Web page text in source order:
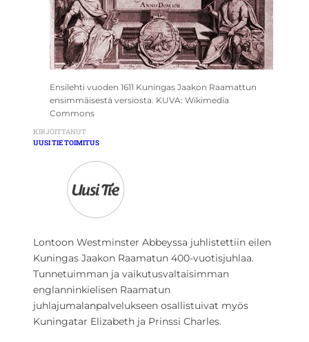
Ensilehti vuoden 1611 Kuningas Jaakon Raamattun
ensimmäisestä versiosta. KUVA: Wikimedia
Commons
KIRJOITTANUT
UUSI TIE TOIMITUS
Lontoon Westminster Abbeyssa juhlistettiin eilen
Kuningas Jaakon Raamatun 400-vuotisjuhlaa.
Tunnetuimman ja vaikutusvaltaisimman
englanninkielisen Raamatun
juhlajumalanpalvelukseen osallistuivat myös
Kuningatar Elizabeth ja Prinssi Charles.